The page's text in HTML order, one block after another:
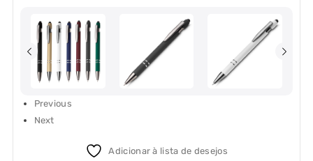
Previous
Next
Adicionar à lista de desejos